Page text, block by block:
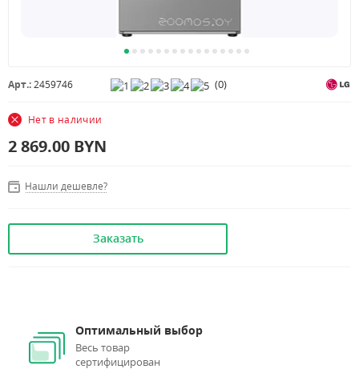
Арт.:2459746 (0)
Нет в наличии
2 869.00 BYN
Нашли дешевле?
Заказать
Оптимальный выбор
Весь товар
сертифицирован